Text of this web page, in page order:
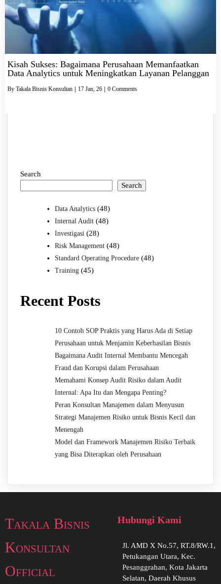
Kisah Sukses: Bagaimana Perusahaan Memanfaatkan
Data Analytics untuk Meningkatkan Layanan Pelanggan
By Takala Bisnis Konsultan 17 Jan, 26 0 Comments
Search
Search
Data Analytics (48)
Internal Audit (48)
Investigasi (28)
Risk Management (48)
Standard Operating Procedure (48)
Training (45)
Recent Posts
10 Contoh SOP Praktis yang Harus Ada di Setiap
Perusahaan untuk Menjamin Keberhasilan Bisnis
Bagaimana Audit Internal Membantu Mencegah
Fraud dan Korupsi dalam Perusahaan
Memahami Konsep Audit Risiko dalam Audit
Internal: Apa Itu dan Mengapa Penting?
Peran Konsultan Manajemen dalam Menyusun
Strategi Manajemen Risiko untuk Bisnis Kecil dan
Menengah
Model dan Framework Manajemen Risiko Terbaik
yang Bisa Diterapkan oleh Perusahaan
Takala Bisnis
Konsultan
Official
Hubungi Kami
Jl. AMD X No.57, RT.8/RW.1,
Petukangan Utara, Kec.
Pesanggrahan, Kota Jakarta
Selatan, Daerah Khusus